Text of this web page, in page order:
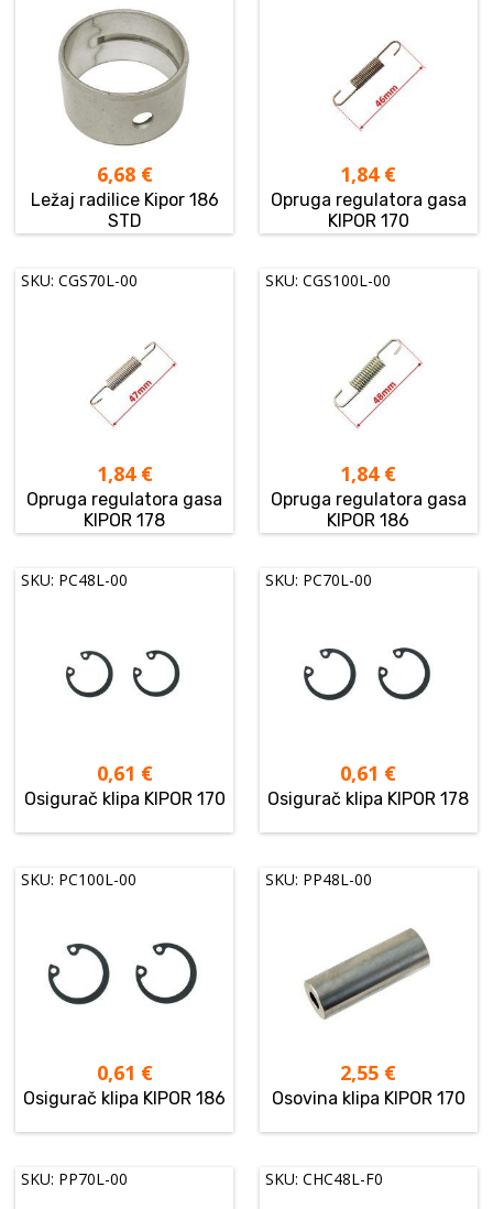
6,68 €
Ležaj radilice Kipor 186
STD
1,84 €
Opruga regulatora gasa
KIPOR 170
SKU: CGS70L-00
1,84 €
Opruga regulatora gasa
KIPOR 178
SKU: CGS100L-00
1,84 €
Opruga regulatora gasa
KIPOR 186
SKU: PC48L-00
0,61 €
Osigurač klipa KIPOR 170
SKU: PC70L-00
0,61 €
Osigurač klipa KIPOR 178
SKU: PC100L-00
0,61 €
Osigurač klipa KIPOR 186
SKU: PP48L-00
2,55 €
Osovina klipa KIPOR 170
SKU: PP70L-00 SKU: CHC48L-F0